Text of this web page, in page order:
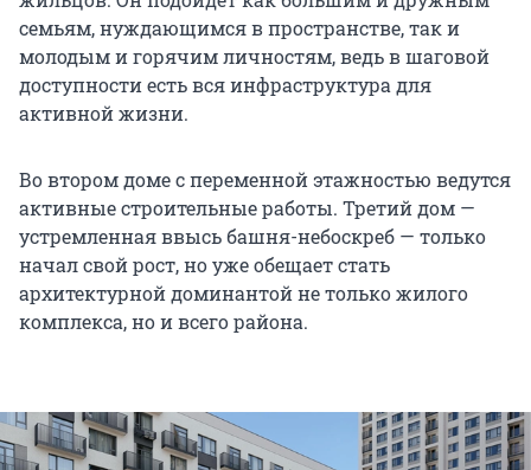
семьям, нуждающимся в пространстве, так и
молодым и горячим личностям, ведь в шаговой
доступности есть вся инфраструктура для
активной жизни.
Во втором доме с переменной этажностью ведутся
активные строительные работы. Третий дом —
устремленная ввысь башня-небоскреб — только
начал свой рост, но уже обещает стать
архитектурной доминантой не только жилого
комплекса, но и всего района.